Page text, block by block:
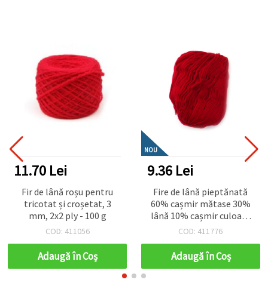
11.70 Lei
Fir de lână roșu pentru
tricotat și croșetat, 3
mm, 2x2 ply - 100 g
COD: 411056
Adaugă în Coş
NOU
9.36 Lei
Fire de lână pieptănată
60% cașmir mătase 30%
lână 10% cașmir culoare
roșu închis - 50 de grame
COD: 411776
Adaugă în Coş